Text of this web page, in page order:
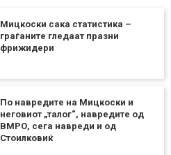
Мицкоски сака статистика –
граѓаните гледаат празни
фрижидери
По навредите на Мицкоски и
неговиот „талог“, навредите од
ВМРО, сега навреди и од
Стоилковиќ